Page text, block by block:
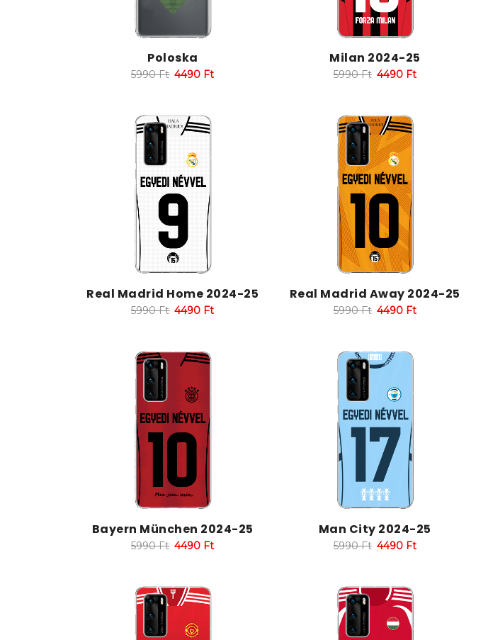
Poloska
5990Ft 4490 Ft
Milan 2024-25
5990Ft 4490 Ft
Real Madrid Home 2024-25
5990Ft 4490 Ft
Real Madrid Away 2024-25
5990Ft 4490 Ft
Bayern München 2024-25
5990Ft 4490 Ft
Man City 2024-25
5990Ft 4490 Ft